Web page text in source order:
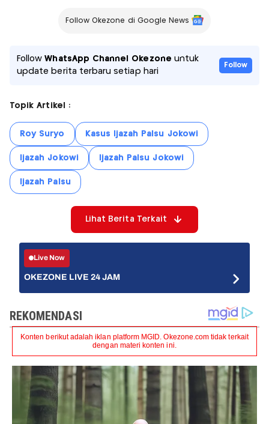
Follow Okezone di Google News
FollowWhatsApp Channel Okezone untuk
update berita terbaru setiap hari
Follow
Topik Artikel :
Roy Suryo Kasus Ijazah Palsu Jokowi
Ijazah Jokowi Ijazah Palsu Jokowi
Ijazah Palsu
Lihat Berita Terkait
Live Now
OKEZONE LIVE 24 JAM